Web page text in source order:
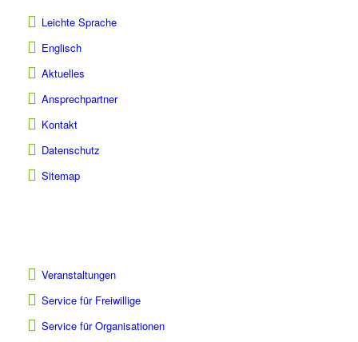
Leichte Sprache
Englisch
Aktuelles
Ansprechpartner
Kontakt
Datenschutz
Sitemap
Veranstaltungen
Service für Freiwillige
Service für Organisationen